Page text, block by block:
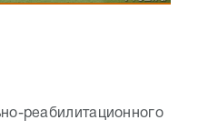
реабилитационного